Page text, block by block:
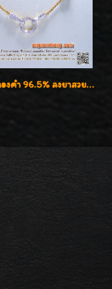
สร้อยคอทองคำ 96.5% ลงยาสวยงาม น้ำหนัก 1 บาท+หัวท้ายเพชรเบลเยี่ยมคัท เพชรน้ำ98 F-Color/VVS สวยลงตัวค่ะ